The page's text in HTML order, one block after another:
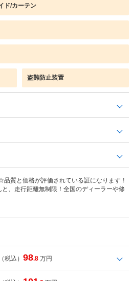
ド/カーテン
盗難防止装置
と価格が評価されている証になります！
、走行距離無制限！全国のディーラーや修
税込）98.8 万円